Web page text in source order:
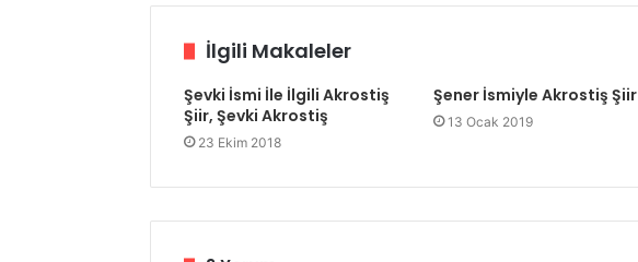
İlgili Makaleler
Şevki İsmi İle İlgili Akrostiş
Şiir, Şevki Akrostiş
23 Ekim 2018
Şener İsmiyle Akrostiş Şiir
13 Ocak 2019